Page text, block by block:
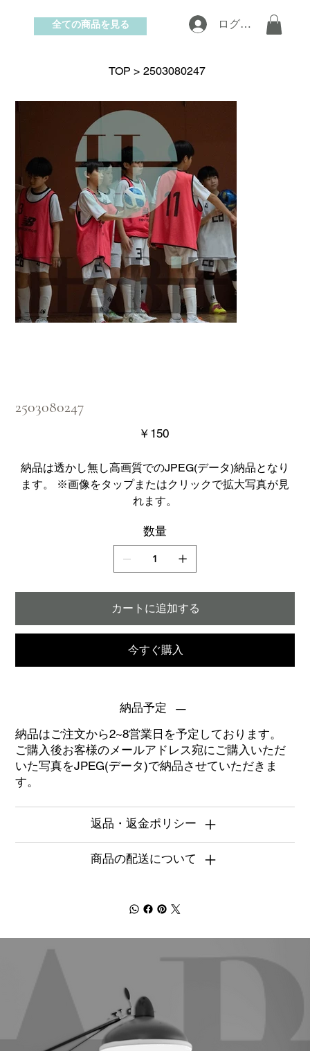
お問い合わせ
ログイン
全ての商品を見る
TOP > 2503080247
2503080247
価
格
￥150
納品は透かし無し高画質でのJPEG(データ)納品となり
ます。 ※画像をタップまたはクリックで拡大写真が見
れます。
数量
カートに追加する
今すぐ購入
納品予定
納品はご注文から2~8営業日を予定しております。
ご購入後お客様のメールアドレス宛にご購入いただ
いた写真をJPEG(データ)で納品させていただきま
す。
返品・返金ポリシー
商品の配送について